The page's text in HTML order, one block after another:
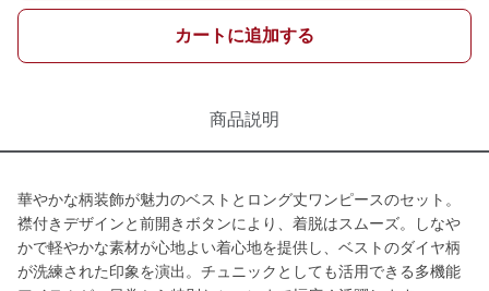
カートに追加する
商品説明
華やかな柄装飾が魅力のベストとロング丈ワンピースのセット。
襟付きデザインと前開きボタンにより、着脱はスムーズ。しなや
かで軽やかな素材が心地よい着心地を提供し、ベストのダイヤ柄
が洗練された印象を演出。チュニックとしても活用できる多機能